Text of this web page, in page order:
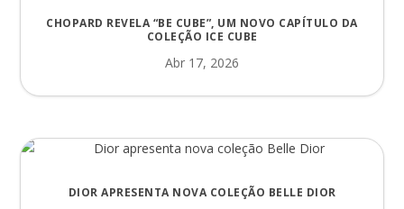
CHOPARD REVELA “BE CUBE”, UM NOVO CAPÍTULO DA
COLEÇÃO ICE CUBE
Abr 17, 2026
DIOR APRESENTA NOVA COLEÇÃO BELLE DIOR